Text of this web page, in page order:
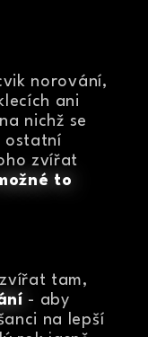
norování,
ani
nichž se
ostatní
zvířat
to
tam,
- aby
na lepší